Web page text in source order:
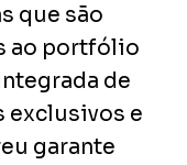
que são
ao portfólio
de
exclusivos e
garante